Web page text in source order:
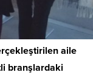
aile
branşlardaki